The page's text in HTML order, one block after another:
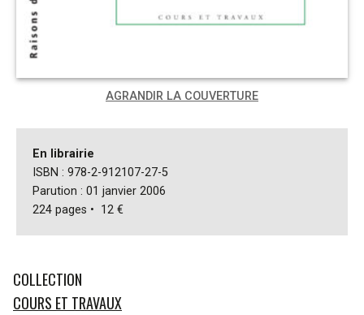
COLLECTION
COURS ET TRAVAUX
AGRANDIR LA COUVERTURE
En librairie
ISBN : 978-2-912107-27-5
Parution : 01 janvier 2006
224 pages • 12 €